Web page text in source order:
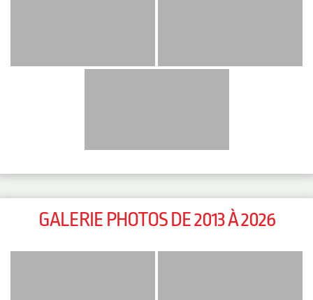
GALERIE PHOTOS DE 2013 À 2026